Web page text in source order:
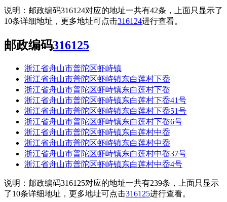
说明：邮政编码316124对应的地址一共有42条，上面只显示了
10条详细地址，更多地址可点击316124进行查看。
邮政编码316125
浙江省舟山市普陀区虾峙镇
浙江省舟山市普陀区虾峙镇东白莲村下岙
浙江省舟山市普陀区虾峙镇东白莲村下岙
浙江省舟山市普陀区虾峙镇东白莲村下岙41号
浙江省舟山市普陀区虾峙镇东白莲村下岙51号
浙江省舟山市普陀区虾峙镇东白莲村下岙6号
浙江省舟山市普陀区虾峙镇东白莲村中岙
浙江省舟山市普陀区虾峙镇东白莲村中岙
浙江省舟山市普陀区虾峙镇东白莲村中岙37号
浙江省舟山市普陀区虾峙镇东白莲村中岙4号
说明：邮政编码316125对应的地址一共有239条，上面只显示
了10条详细地址，更多地址可点击316125进行查看。